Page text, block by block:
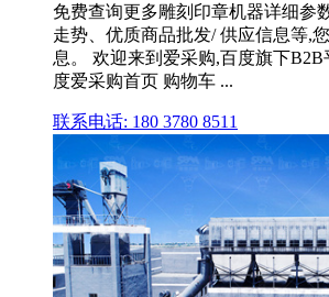
免费查询更多雕刻印章机器详细参
走势、优质商品批发/ 供应信息等,
息。 欢迎来到爱采购,百度旗下
度爱采购首页 购物车 ...
联系电话: 180 3780 8511